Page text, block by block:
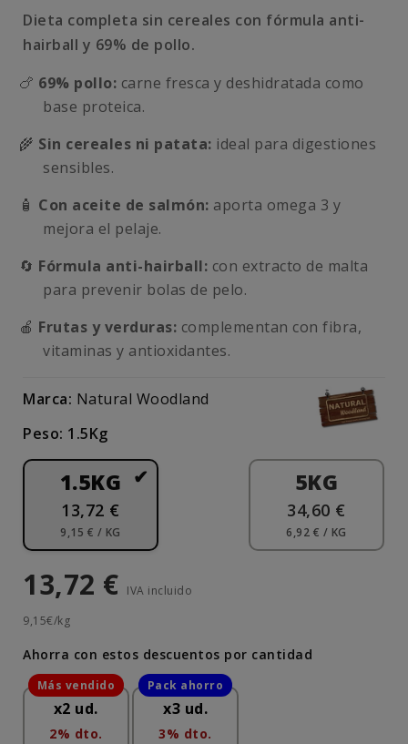
Dieta completa sin cereales con fórmula anti-
hairball y 69% de pollo.
🍗 69% pollo: carne fresca y deshidratada como
base proteica.
🌾 Sin cereales ni patata: ideal para digestiones
sensibles.
🧴 Con aceite de salmón: aporta omega 3 y
mejora el pelaje.
🔄 Fórmula anti-hairball: con extracto de malta
para prevenir bolas de pelo.
🍎 Frutas y verduras: complementan con fibra,
vitaminas y antioxidantes.
Marca: Natural Woodland
Peso: 1.5Kg
1.5KG
13,72 €
9,15 € / KG
5KG
34,60 €
6,92 € / KG
13,72 € IVA incluido
9,15€/kg
Ahorra con estos descuentos por cantidad
x2 ud.
2% dto.
x3 ud.
3% dto.